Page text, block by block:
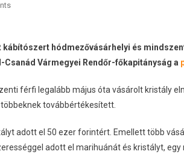
hódmezővásárhelyi és
Vármegyei Rendőr-főkapitányság a
férfi legalább május óta vásárolt kristály
továbbértékesített.
adott el 50 ezer forintért. Emellett több
adott el marihuánát és kristályt,